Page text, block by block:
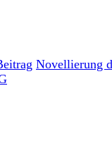
Novellierung